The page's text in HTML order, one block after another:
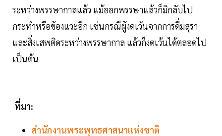
ระหว่างพรรษากาลแล้ว แม้ออกพรรษาแล้วก็มิกลับไป
กระทำหรือข้องแวะอีก เช่นกรณีผู้งดเว้นจากการดื่มสุรา
และสิ่งเสพติดระหว่างพรรษากาล แล้วก็งดเว้นได้ตลอดไป
เป็นต้น
ที่มา:
สำนักงานพระพุทธศาสนาแห่งชาติ